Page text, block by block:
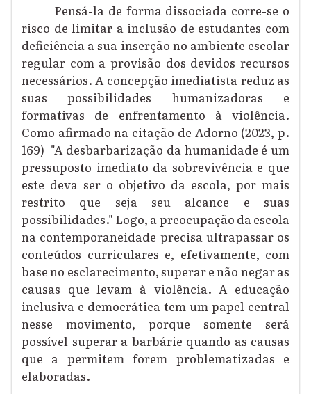
Pensá-la de forma dissociada corre-se o
risco de limitar a inclusão de estudantes com
deficiência a sua inserção no ambiente escolar
regular com a provisão dos devidos recursos
necessários. A concepção imediatista reduz as
suas possibilidades humanizadoras e
formativas de enfrentamento à violência.
Como afirmado na citação de Adorno (2023, p.
169) "A desbarbarização da humanidade é um
pressuposto imediato da sobrevivência e que
este deva ser o objetivo da escola, por mais
restrito que seja seu alcance e suas
possibilidades." Logo, a preocupação da escola
na contemporaneidade precisa ultrapassar os
conteúdos curriculares e, efetivamente, com
base no esclarecimento, superar e não negar as
causas que levam à violência. A educação
inclusiva e democrática tem um papel central
nesse movimento, porque somente será
possível superar a barbárie quando as causas
que a permitem forem problematizadas e
elaboradas.